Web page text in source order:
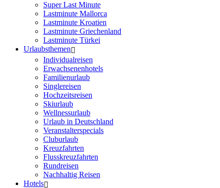
Super Last Minute
Lastminute Mallorca
Lastminute Kroatien
Lastminute Griechenland
Lastminute Türkei
Urlaubsthemen
Individualreisen
Erwachsenenhotels
Familienurlaub
Singlereisen
Hochzeitsreisen
Skiurlaub
Wellnessurlaub
Urlaub in Deutschland
Veranstalterspecials
Cluburlaub
Kreuzfahrten
Flusskreuzfahrten
Rundreisen
Nachhaltig Reisen
Hotels